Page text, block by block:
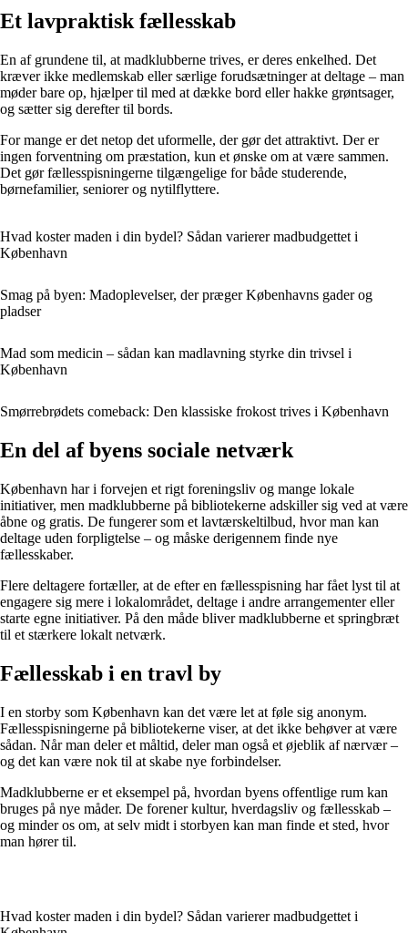
Et lavpraktisk fællesskab
En af grundene til, at madklubberne trives, er deres enkelhed. Det
kræver ikke medlemskab eller særlige forudsætninger at deltage – man
møder bare op, hjælper til med at dække bord eller hakke grøntsager,
og sætter sig derefter til bords.
For mange er det netop det uformelle, der gør det attraktivt. Der er
ingen forventning om præstation, kun et ønske om at være sammen.
Det gør fællesspisningerne tilgængelige for både studerende,
børnefamilier, seniorer og nytilflyttere.
Hvad koster maden i din bydel? Sådan varierer madbudgettet i
København
Smag på byen: Madoplevelser, der præger Københavns gader og
pladser
Mad som medicin – sådan kan madlavning styrke din trivsel i
København
Smørrebrødets comeback: Den klassiske frokost trives i København
En del af byens sociale netværk
København har i forvejen et rigt foreningsliv og mange lokale
initiativer, men madklubberne på bibliotekerne adskiller sig ved at være
åbne og gratis. De fungerer som et lavtærskeltilbud, hvor man kan
deltage uden forpligtelse – og måske derigennem finde nye
fællesskaber.
Flere deltagere fortæller, at de efter en fællesspisning har fået lyst til at
engagere sig mere i lokalområdet, deltage i andre arrangementer eller
starte egne initiativer. På den måde bliver madklubberne et springbræt
til et stærkere lokalt netværk.
Fællesskab i en travl by
I en storby som København kan det være let at føle sig anonym.
Fællesspisningerne på bibliotekerne viser, at det ikke behøver at være
sådan. Når man deler et måltid, deler man også et øjeblik af nærvær –
og det kan være nok til at skabe nye forbindelser.
Madklubberne er et eksempel på, hvordan byens offentlige rum kan
bruges på nye måder. De forener kultur, hverdagsliv og fællesskab –
og minder os om, at selv midt i storbyen kan man finde et sted, hvor
man hører til.
Hvad koster maden i din bydel? Sådan varierer madbudgettet i